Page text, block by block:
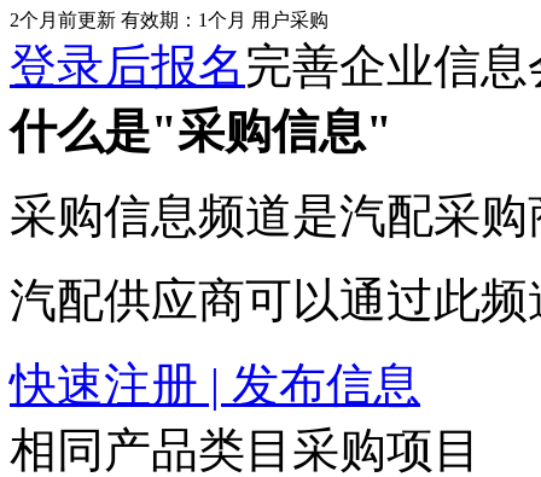
2个月前更新 有效期：1个月 用户采购
登录后报名完善企业信
什么是"采购信息"
采购信息频道是汽配采
汽配供应商可以通过此
快速注册 | 发布信息
相同产品类目采购项目